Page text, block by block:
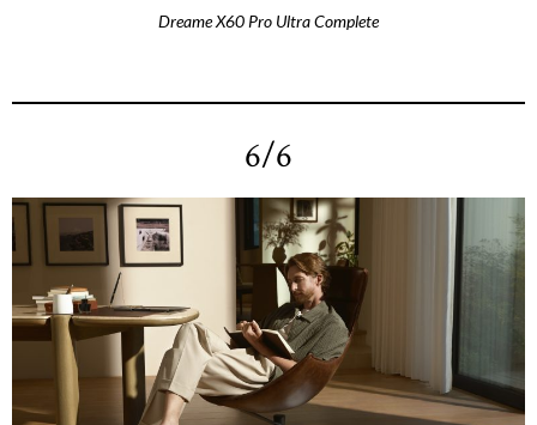
Dreame X60 Pro Ultra Complete
6/6